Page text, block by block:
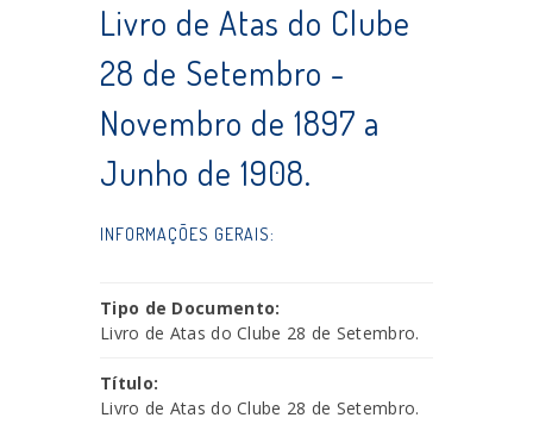
Livro de Atas do Clube
28 de Setembro -
Novembro de 1897 a
Junho de 1908.
INFORMAÇÕES GERAIS:
Tipo de Documento:
Livro de Atas do Clube 28 de Setembro.
Título:
Livro de Atas do Clube 28 de Setembro.